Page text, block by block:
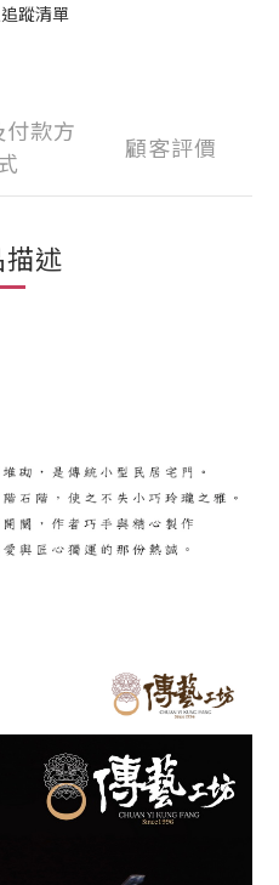
蹤清單
款方
顧客評價
述